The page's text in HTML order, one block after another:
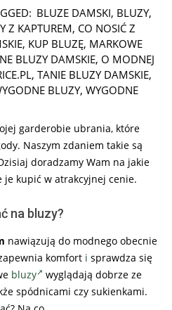
BLUZE DAMSKI, BLUZY,
Z KAPTUREM, CO NOSIĆ Z
, KUP BLUZĘ, MARKOWE
BLUZY DAMSKIE, O MODNEJ
, TANIE BLUZY DAMSKIE,
BLUZY, WYGODNE
garderobie ubrania, które
Naszym zdaniem takie są
doradzamy Wam na jakie
je kupić w atrakcyjnej cenie.
na bluzy?
nawiązują do modnego obecnie
komfort i sprawdza się
bluzy
wyglądają dobrze ze
spódnicami czy sukienkami.